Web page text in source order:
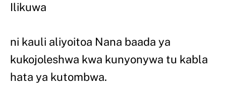
Ilikuwa
ni kauli aliyoitoa Nana baada ya
kukojoleshwa kwa kunyonywa tu kabla
hata ya kutombwa.